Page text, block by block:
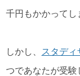
千円もかかってし
しかし、 スタディ
つであなたが受